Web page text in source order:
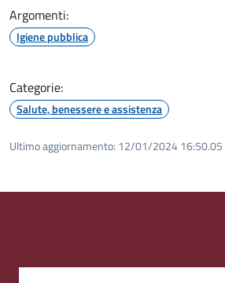
Argomenti:
Igiene pubblica
Categorie:
Salute, benessere e assistenza
Ultimo aggiornamento: 12/01/2024 16:50.05